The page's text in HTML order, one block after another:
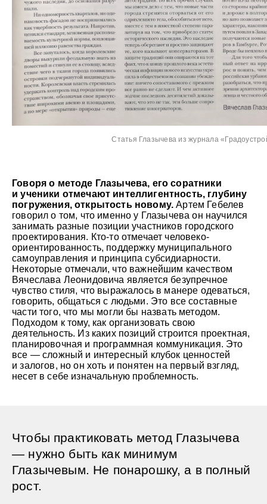
Статья Глазычева из журнала
Говоря о методе Глазычева, его соратники
и ученики отмечают интеллигентность, глубину
погружения, открытость новому.Артем Гебелев
говорил о том, что именно у Глазычева он научился
занимать разные позиции участников городского
проектирования. Кто-то отмечает человеко-
ориентированность, поддержку муниципального
самоуправления и принципа субсидиарности.
Некоторые отмечали, что важнейшим качеством
Вячеслава Леонидовича является безупречное
чувство стиля, что выражалось в манере одеваться,
говорить, общаться с людьми. Это все составные
части того, что мы могли бы назвать методом.
Подходом к тому, как организовать свою
деятельность. Из каких позиций строится проектная,
планировочная и программная коммуникация. Это
все — сложный и интересный клубок ценностей
и залогов, но он хоть и понятен на первый взгляд,
несет в себе изначальную проблемность.
Чтобы практиковать метод Глазычева
— нужно быть как минимум
Глазычевым. Не понарошку, а в полный
рост.